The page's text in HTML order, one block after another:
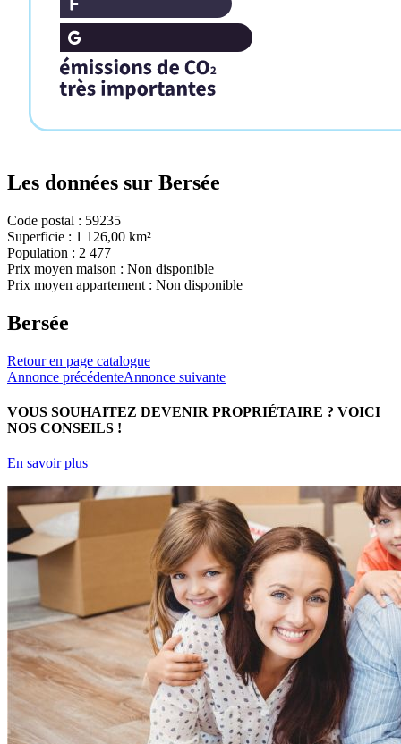
Les données sur Bersée
Code postal : 59235
Superficie : 1 126,00 km²
Population : 2 477
Prix moyen maison : Non disponible
Prix moyen appartement : Non disponible
Bersée
Retour en page catalogue
Annonce précédenteAnnonce suivante
VOUS SOUHAITEZ DEVENIR PROPRIÉTAIRE ? VOICI
NOS CONSEILS !
En savoir plus